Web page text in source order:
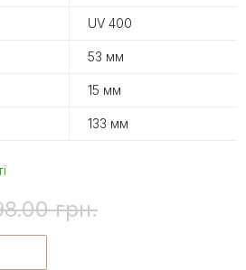
UV 400
53 мм
15 мм
133 мм
грн.